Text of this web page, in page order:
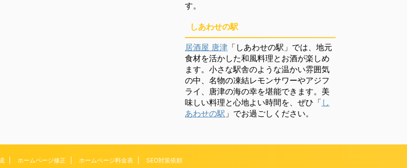
す。
しあわせの駅
居酒屋 唐津 「しあわせの駅」では、地元
食材を活かした和風料理とお酒が楽しめ
ます。小さな駅舎のような温かい雰囲気
の中、名物の凍結レモンサワーやアジフ
ライ、唐津の海の幸を堪能できます。美
味しい料理と心地よい時間を、ぜひ「 し
あわせの駅 」でお過ごしください。
ホームページ修正 ホームページ料金表 SEO対策依頼